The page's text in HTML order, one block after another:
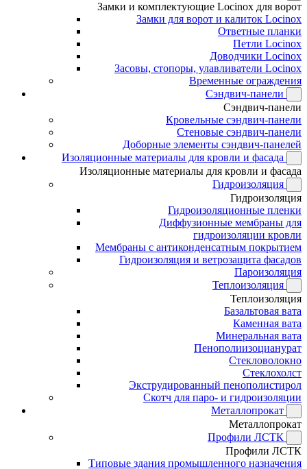
Замки и комплектующие Locinox для ворот
Замки для ворот и калиток Locinox
Ответные планки
Петли Locinox
Доводчики Locinox
Засовы, стопоры, улавливатели Locinox
Временные ограждения
Сэндвич-панели
Сэндвич-панели
Кровельные сэндвич-панели
Стеновые сэндвич-панели
Доборные элементы сэндвич-панелей
Изоляционные материалы для кровли и фасада
Изоляционные материалы для кровли и фасада
Гидроизоляция
Гидроизоляция
Гидроизоляционные пленки
Диффузионные мембраны для
гидроизоляции кровли
Мембраны с антиконденсатным покрытием
Гидроизоляция и ветрозащита фасадов
Пароизоляция
Теплоизоляция
Теплоизоляция
Базальтовая вата
Каменная вата
Минеральная вата
Пенополиизоцианурат
Стекловолокно
Стеклохолст
Экструдированный пенополистирол
Скотч для паро- и гидроизоляции
Металлопрокат
Металлопрокат
Профили ЛСТК
Профили ЛСТК
Типовые здания промышленного назначения